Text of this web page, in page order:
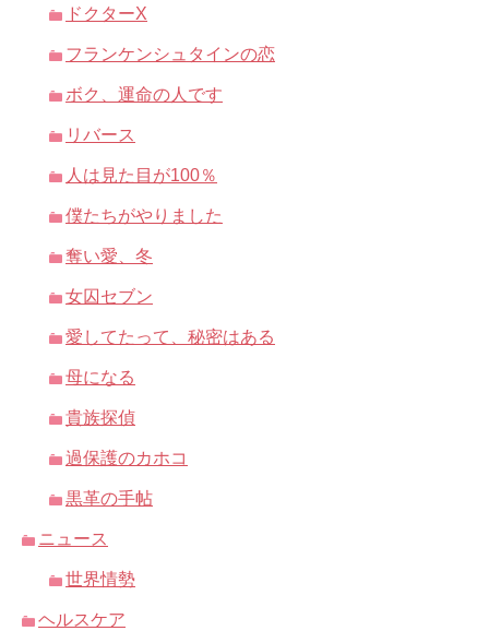
ドクターX
フランケンシュタインの恋
ボク、運命の人です
リバース
人は見た目が100％
僕たちがやりました
奪い愛、冬
女囚セブン
愛してたって、秘密はある
母になる
貴族探偵
過保護のカホコ
黒革の手帖
ニュース
世界情勢
ヘルスケア